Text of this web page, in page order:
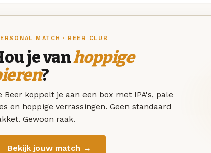
MATCH · BEER CLUB
je vanhoppige
?
Beer koppelt je aan een box met IPA's, pale
en hoppige verrassingen. Geen standaard
Gewoon raak.
Bekijk jouw match →